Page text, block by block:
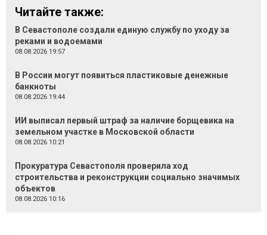
Читайте также:
В Севастополе создали единую службу по уходу за
реками и водоемами
08.08.2026 19:57
В России могут появиться пластиковые денежные
банкноты
08.08.2026 19:44
ИИ выписал первый штраф за наличие борщевика на
земельном участке в Московской области
08.08.2026 10:21
Прокуратура Севастополя проверила ход
строительства и реконструкции социально значимых
объектов
08.08.2026 10:16